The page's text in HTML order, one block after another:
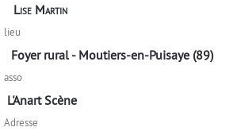
Lise Martin
lieu
Foyer rural - Moutiers-en-Puisaye (89)
asso
L'Anart Scène
Adresse